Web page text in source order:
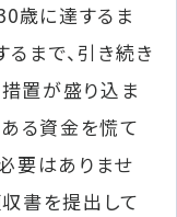
歳に達するま
まで、引き続き
置が盛り込ま
る資金を慌て
要はありませ
書を提出して